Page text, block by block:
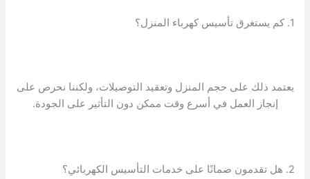
1. كم يستغرق تأسيس كهرباء المنزل؟
يعتمد ذلك على حجم المنزل وتعقيد التوصيلات، ولكننا نحرص على
إنجاز العمل في أسرع وقت ممكن دون التأثير على الجودة.
2. هل تقدمون ضمانًا على خدمات التأسيس الكهربائي؟